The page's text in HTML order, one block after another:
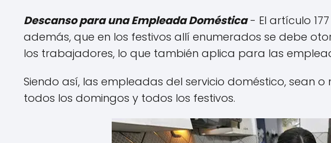
Descanso para una Empleada Doméstica- El artículo
además, que en los festivos allí enumerados se debe
los trabajadores, lo que también aplica para las
Siendo así, las empleadas del servicio doméstico, sean
todos los domingos y todos los festivos.